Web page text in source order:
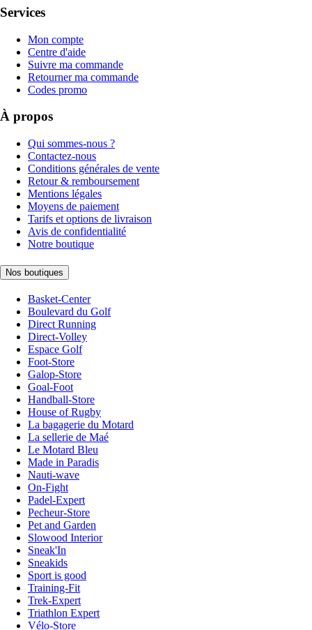
Services
Mon compte
Centre d'aide
Suivre ma commande
Retourner ma commande
Codes promo
À propos
Qui sommes-nous ?
Contactez-nous
Conditions générales de vente
Retour & remboursement
Mentions légales
Moyens de paiement
Tarifs et options de livraison
Avis de confidentialité
Notre boutique
Nos boutiques
Basket-Center
Boulevard du Golf
Direct Running
Direct-Volley
Espace Golf
Foot-Store
Galop-Store
Goal-Foot
Handball-Store
House of Rugby
La bagagerie du Motard
La sellerie de Maé
Le Motard Bleu
Made in Paradis
Nauti-wave
On-Fight
Padel-Expert
Pecheur-Store
Pet and Garden
Slowood Interior
Sneak'In
Sneakids
Sport is good
Training-Fit
Trek-Expert
Triathlon Expert
Vélo-Store